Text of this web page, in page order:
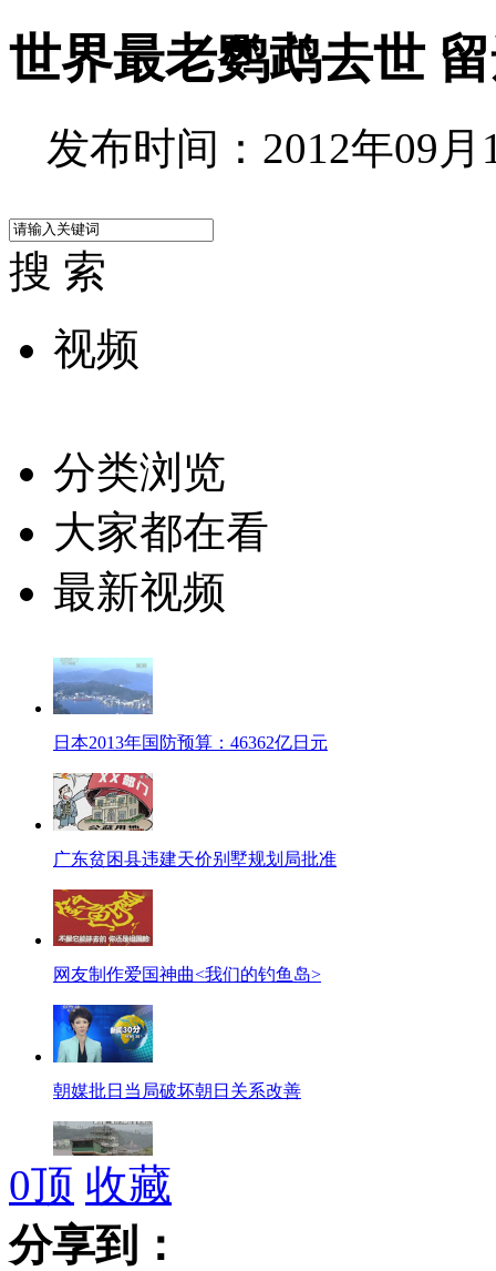
世界最老鹦鹉去世
发布时间：2012年09月
搜 索
视频
分类浏览
大家都在看
最新视频
日本2013年国防预算：46362亿日元
广东贫困县违建天价别墅规划局批准
网友制作爱国神曲<我们的钓鱼岛>
朝媒批日当局破坏朝日关系改善
揭秘"黄金水道":糯康集团生财之道
0顶 收藏
分享到：